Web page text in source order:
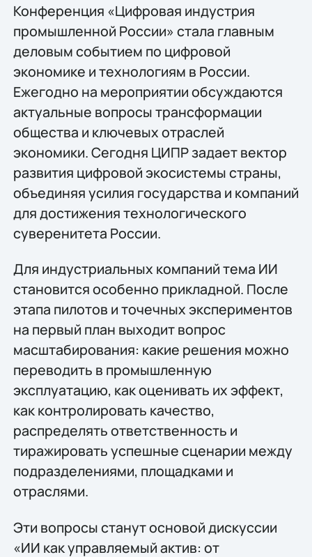
Конференция «Цифровая индустрия
промышленной России» стала главным
деловым событием по цифровой
экономике и технологиям в России.
Ежегодно на мероприятии обсуждаются
актуальные вопросы трансформации
общества и ключевых отраслей
экономики. Сегодня ЦИПР задает вектор
развития цифровой экосистемы страны,
объединяя усилия государства и компаний
для достижения технологического
суверенитета России.
Для индустриальных компаний тема ИИ
становится особенно прикладной. После
этапа пилотов и точечных экспериментов
на первый план выходит вопрос
масштабирования: какие решения можно
переводить в промышленную
эксплуатацию, как оценивать их эффект,
как контролировать качество,
распределять ответственность и
тиражировать успешные сценарии между
подразделениями, площадками и
отраслями.
Эти вопросы станут основой дискуссии
«ИИ как управляемый актив: от